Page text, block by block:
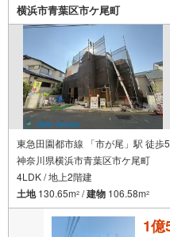
よりお伝えさせて頂き
くださいませ。
横浜市青葉区市ケ尾町
東急田園都市線 「市が尾」駅 徒歩
神奈川県横浜市青葉区市ケ尾町
4LDK / 地上2階建
土地130.65m2 /建物 106.58m2
1億